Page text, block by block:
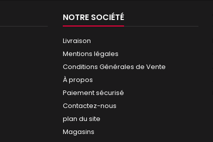
NOTRE SOCIÉTÉ
Livraison
Mentions légales
Conditions Générales de Vente
À propos
Paiement sécurisé
Contactez-nous
plan du site
Magasins